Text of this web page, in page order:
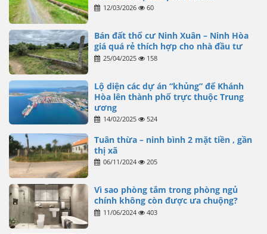
12/03/2026 60
Bán đất thổ cư Ninh Xuân – Ninh Hòa
giá quá rẻ thích hợp cho nhà đầu tư
25/04/2025 158
Lộ diện các dự án “khủng” để Khánh
Hòa lên thành phố trực thuộc Trung
ương
14/02/2025 524
Tuân thừa – ninh bình 2 mặt tiền , gần
thị xã
06/11/2024 205
Vì sao phòng tắm trong phòng ngủ
chính không còn được ưa chuộng?
11/06/2024 403